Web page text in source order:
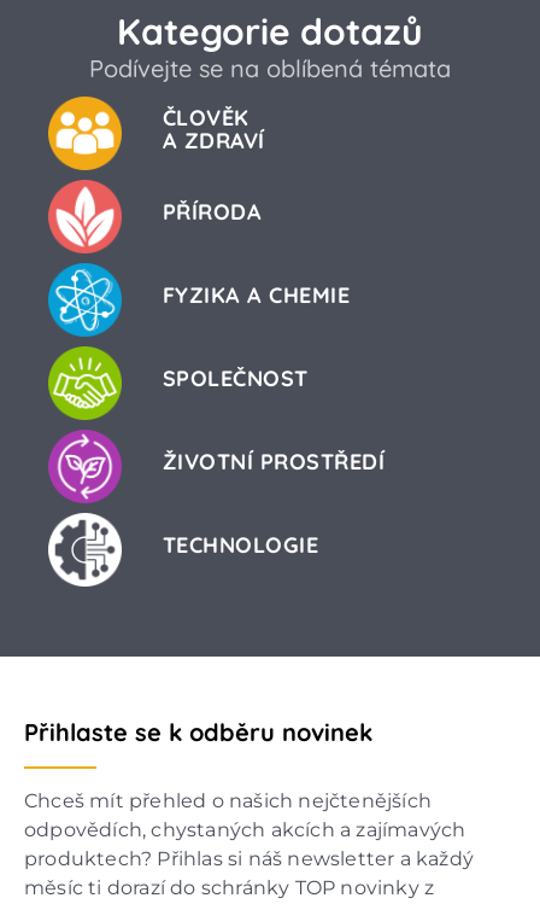
Kategorie dotazů
Podívejte se na oblíbená témata
ČLOVĚK
A ZDRAVÍ
PŘÍRODA
FYZIKA A CHEMIE
SPOLEČNOST
ŽIVOTNÍ PROSTŘEDÍ
TECHNOLOGIE
Přihlaste se k odběru novinek
Chceš mít přehled o našich nejčtenějších
odpovědích, chystaných akcích a zajímavých
produktech? Přihlas si náš newsletter a každý
měsíc ti dorazí do schránky TOP novinky z